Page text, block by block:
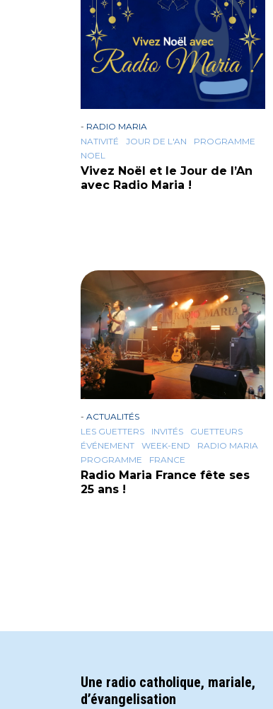
- RADIO MARIA
NATIVITÉ
JOUR DE L'AN
PROGRAMME
NOEL
Vivez Noël et le Jour de l’An
avec Radio Maria !
- ACTUALITÉS
LES GUETTERS
INVITÉS
GUETTEURS
ÉVÉNEMENT
WEEK-END
RADIO MARIA
PROGRAMME
FRANCE
Radio Maria France fête ses
25 ans !
Une radio catholique, mariale,
d’évangelisation